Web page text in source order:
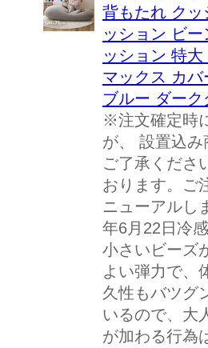
背もたれ ク
ッション ビ
ッション 特
マックス カ
ブルー ダー
※注文確定時
が、 設置込
ご了承くださ
おります。ご
ニューアルし
年6月22日冷
小さいビーズ
よい弾力で、
久性もバツグ
いるので、大
が加わる行為